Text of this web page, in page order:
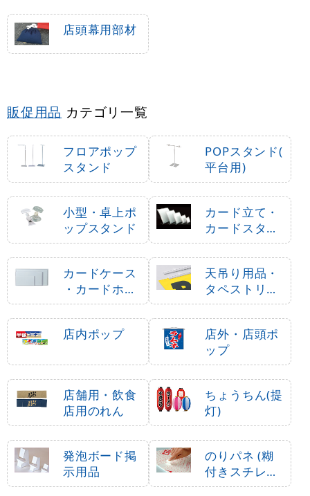
店頭幕用部材
販促用品 カテゴリ一覧
フロアポップ
スタンド
POPスタンド(
平台用)
小型・卓上ポ
ップスタンド
カード立て・
カードスタン
ド
カードケース
・カードホル
ダー
天吊り用品・
タペストリー
バー
店内ポップ
店外・店頭ポ
ップ
店舗用・飲食
店用のれん
ちょうちん(提
灯)
発泡ボード掲
示用品
のりパネ (糊
付きスチレン
ボード)